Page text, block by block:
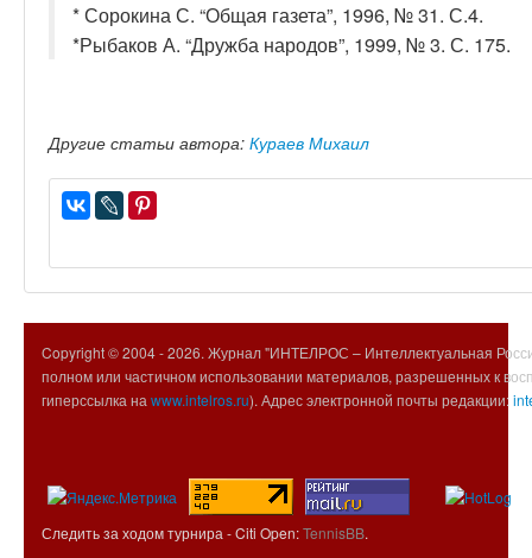
* Сорокина С. “Общая газета”, 1996, № 31. С.4.
*Рыбаков А. “Дружба народов”, 1999, № 3. С. 175.
Другие статьи автора: Кураев Михаил
Copyright © 2004 -2026. Журнал "ИНТЕЛРОС – Интеллектуальная
полном или частичном использовании материалов, разрешенных к
гиперссылка на www.intelros.ru). Адрес электронной почты редакции:
Следить за ходом турнира - Citi Open:TennisBB.